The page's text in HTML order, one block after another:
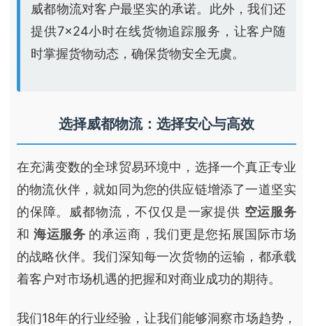
威都物流对客户最坚实的承诺。此外，我们还
提供7×24小时在线货物追踪服务，让客户随
时掌握货物动态，确保货物安全无虞。
选择威都物流：选择安心与高效
在充满变数的全球贸易环境中，选择一个真正专业
的物流伙伴，就如同为您的供应链增添了一道坚实
的保障。威都物流，不仅仅是一家提供 空运服务
和海运服务 的承运商，我们更是您拓展国际市场
的战略伙伴。我们深知每一次货物的运输，都承载
着客户对市场机遇的把握和对商业成功的期待。
我们18年的行业经验，让我们能够洞察市场趋势，